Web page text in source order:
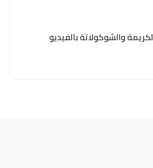
والشوكولاتة بالفيديو